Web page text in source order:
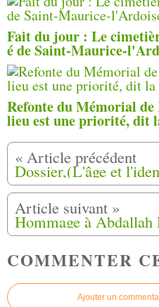
Fait du jour : Le
é de Saint-Maurice-
Refonte du Mémorial de
lieu est une priorité, dit
COMMENTER
Ajouter un